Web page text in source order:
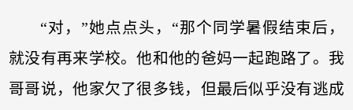
“对，”她点点头，“那个同学暑假结束后，
就没有再来学校。他和他的爸妈一起跑路了。我
哥哥说，他家欠了很多钱，但最后似乎没有逃成